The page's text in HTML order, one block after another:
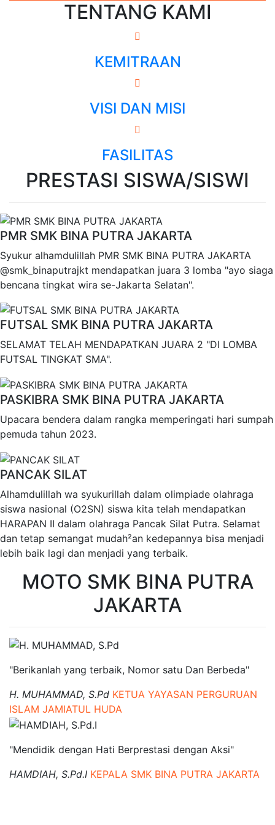
TENTANG KAMI
KEMITRAAN
VISI DAN MISI
FASILITAS
PRESTASI SISWA/SISWI
PMR SMK BINA PUTRA JAKARTA
Syukur alhamdulillah PMR SMK BINA PUTRA JAKARTA
@smk_binaputrajkt mendapatkan juara 3 lomba "ayo siaga
bencana tingkat wira se-Jakarta Selatan".
FUTSAL SMK BINA PUTRA JAKARTA
SELAMAT TELAH MENDAPATKAN JUARA 2 "DI LOMBA
FUTSAL TINGKAT SMA".
PASKIBRA SMK BINA PUTRA JAKARTA
Upacara bendera dalam rangka memperingati hari sumpah
pemuda tahun 2023.
PANCAK SILAT
Alhamdulillah wa syukurillah dalam olimpiade olahraga
siswa nasional (O2SN) siswa kita telah mendapatkan
HARAPAN II dalam olahraga Pancak Silat Putra. Selamat
dan tetap semangat mudah²an kedepannya bisa menjadi
lebih baik lagi dan menjadi yang terbaik.
MOTO SMK BINA PUTRA
JAKARTA
"Berikanlah yang terbaik, Nomor satu Dan Berbeda"
H. MUHAMMAD, S.Pd KETUA YAYASAN PERGURUAN
ISLAM JAMIATUL HUDA
"Mendidik dengan Hati Berprestasi dengan Aksi"
HAMDIAH, S.Pd.I KEPALA SMK BINA PUTRA JAKARTA